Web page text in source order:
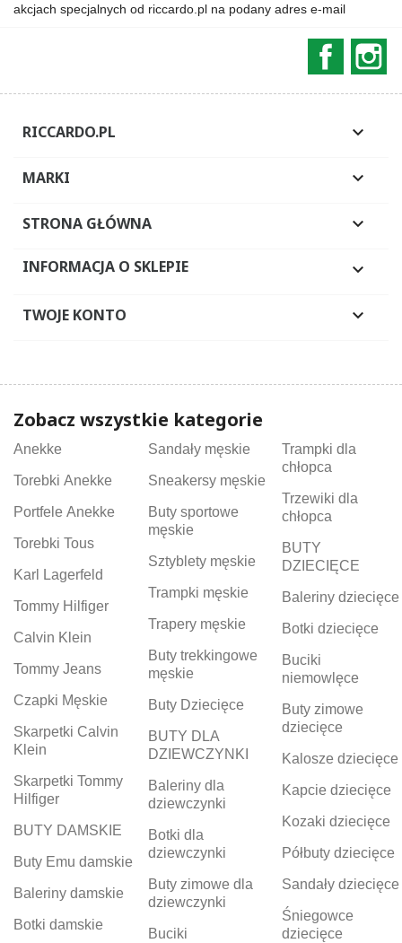
akcjach specjalnych od riccardo.pl na podany adres e-mail
RICCARDO.PL 
MARKI 
STRONA GŁÓWNA 
INFORMACJA O SKLEPIE 
TWOJE KONTO 
Zobacz wszystkie kategorie
Anekke
Torebki Anekke
Portfele Anekke
Torebki Tous
Karl Lagerfeld
Tommy Hilfiger
Calvin Klein
Tommy Jeans
Czapki Męskie
Skarpetki Calvin
Klein
Skarpetki Tommy
Hilfiger
BUTY DAMSKIE
Buty Emu damskie
Baleriny damskie
Botki damskie
Sandały męskie
Sneakersy męskie
Buty sportowe
męskie
Sztyblety męskie
Trampki męskie
Trapery męskie
Buty trekkingowe
męskie
Buty Dziecięce
BUTY DLA
DZIEWCZYNKI
Baleriny dla
dziewczynki
Botki dla
dziewczynki
Buty zimowe dla
dziewczynki
Buciki
Trampki dla
chłopca
Trzewiki dla
chłopca
BUTY
DZIECIĘCE
Baleriny dziecięce
Botki dziecięce
Buciki
niemowlęce
Buty zimowe
dziecięce
Kalosze dziecięce
Kapcie dziecięce
Kozaki dziecięce
Półbuty dziecięce
Sandały dziecięce
Śniegowce
dziecięce